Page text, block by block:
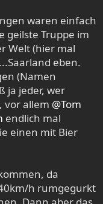
waren einfach
geilste Truppe im
Welt (hier mal
eben.
(Namen
ja jeder, wer
vor allem @Tom
endlich mal
einen mit Bier
da
h rumgegurkt